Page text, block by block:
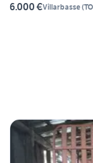
6.000 €Villarbasse(TO